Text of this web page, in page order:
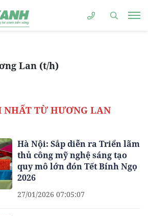
Lan (t/h)
NHẤT TỪ HƯƠNG LAN
Hà Nội: Sắp diễn ra Triển lãm
thủ công mỹ nghệ sáng tạo
quy mô lớn đón Tết Bính Ngọ
2026
27/01/2026 07:05:07